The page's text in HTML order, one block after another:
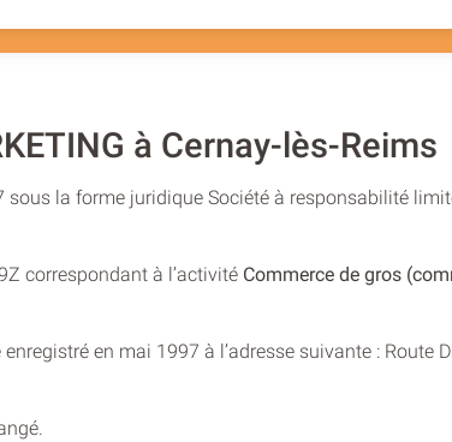
à Cernay-lès-Reims
sous la forme juridique Société à responsabilité
correspondant à l’activité Commerce de gros
en mai 1997 à l’adresse suivante : Route